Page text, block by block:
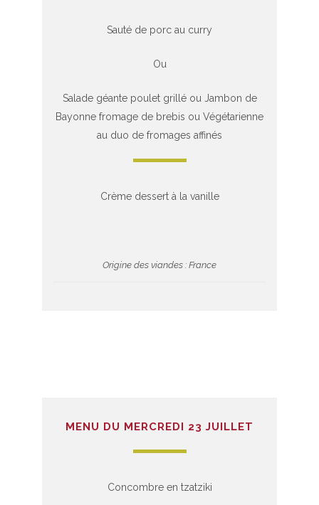
Sauté de porc au curry
Ou
Salade géante poulet grillé ou Jambon de
Bayonne fromage de brebis ou Végétarienne
au duo de fromages affinés
Crème dessert à la vanille
Origine des viandes : France
MENU DU MERCREDI 23 JUILLET
Concombre en tzatziki